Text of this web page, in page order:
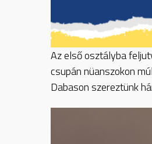
Azelső osztályba
csupán nüanszokon
Dabason szereztünk